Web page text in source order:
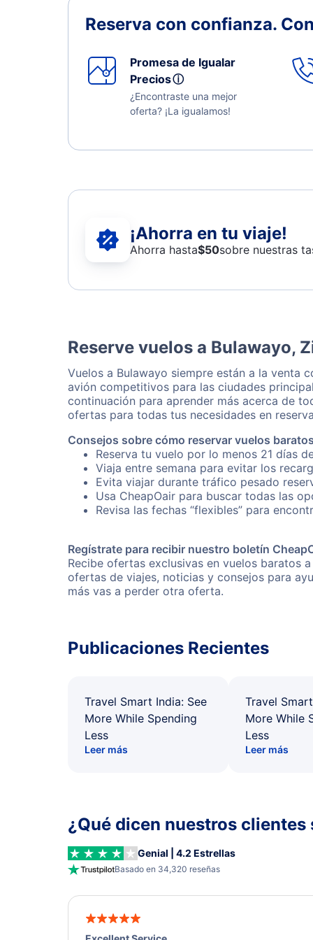
Reserva con confianza.
Promesa de Igualar
Preciosⓘ
¿Encontraste una mejor
oferta? ¡La igualamos!
¡Ahorra en tu viaje!
Ahorra hasta$50sobre nuestras
Reserve vuelos a Bulawayo,
Vuelos a Bulawayo siempre están a la venta
avión competitivos para las ciudades
continuación para aprender más acerca de
ofertas para todas tus necesidades en
Consejos sobre cómo reservar vuelos
Reserva tu vuelo por lo menos 21 días
Viaja entre semana para evitar los
Evita viajar durante tráfico pesado
Usa CheapOair para buscar todas las
Revisa las fechas “flexibles” para
Regístrate para recibir nuestro boletín
Recibe ofertas exclusivas en vuelos baratos
ofertas de viajes, noticias y consejos para
más vas a perder otra oferta.
Publicaciones Recientes
Travel Smart India: See
More While Spending
Less
Leer más
Travel
More While
Less
Leer más
¿Qué dicen nuestros
Genial | 4.2 Estrellas
Basado en 34,320 reseñas